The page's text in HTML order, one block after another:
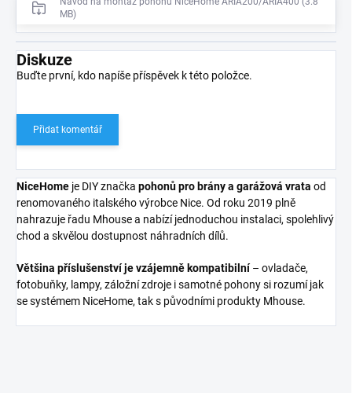
MB)
Diskuze
Buďte první, kdo napíše příspěvek k této položce.
Přidat komentář
NiceHome je DIY značka pohonů pro brány a garážová vrata od
renomovaného italského výrobce Nice. Od roku 2019 plně
nahrazuje řadu Mhouse a nabízí jednoduchou instalaci, spolehlivý
chod a skvělou dostupnost náhradních dílů.
Většina příslušenství je vzájemně kompatibilní– ovladače,
fotobuňky, lampy, záložní zdroje i samotné pohony si rozumí jak
se systémem NiceHome, tak s původními produkty Mhouse.